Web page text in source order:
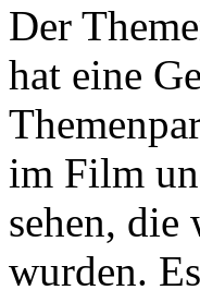
Der
hat eine
im Film
sehen,
wurden.